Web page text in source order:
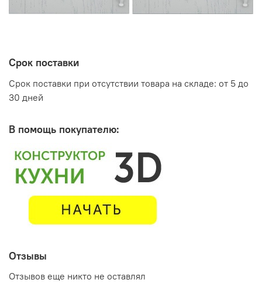
Срок поставки
Срок поставки при отсутствии товара на складе: от 5 до
30 дней
В помощь покупателю:
Отзывы
Отзывов еще никто не оставлял